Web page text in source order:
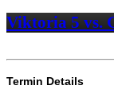
Viktoria 5 vs.
Termin Details